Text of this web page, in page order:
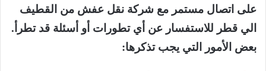
على اتصال مستمر مع شركة نقل عفش من القطيف
الي قطر للاستفسار عن أي تطورات أو أسئلة قد تطرأ.
بعض الأمور التي يجب تذكرها: